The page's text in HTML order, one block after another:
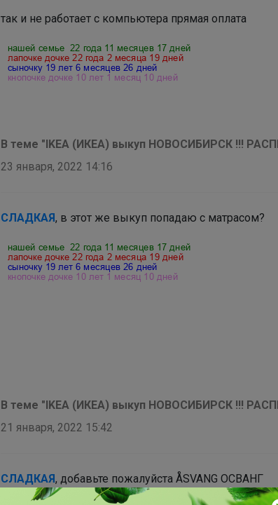
компа пыталась оплатить, с
так и не работает с компьютера прямая оплата
В теме "IKEA (ИКЕА) выкуп НОВОСИБИРСК !!!
23 января, 2022 14:16
СЛАДКАЯ, в этот же выкуп попадаю с матрасом?
В теме "IKEA (ИКЕА) выкуп НОВОСИБИРСК !!!
21 января, 2022 15:42
СЛАДКАЯ, добавьте пожалуйста ÅSVANG ОСВАНГ
Пенополиуретановый матрас, жесткий/белый